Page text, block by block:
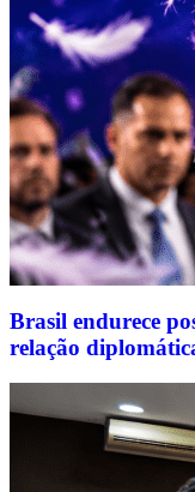
Brasil endurece
relação